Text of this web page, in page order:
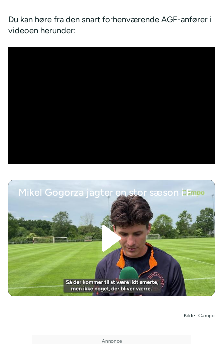
Du kan høre fra den snart forhenværende AGF-anfører i
videoen herunder:
Mikel Gogorza jagter en stor sæson i FCM
/
Kilde: Campo